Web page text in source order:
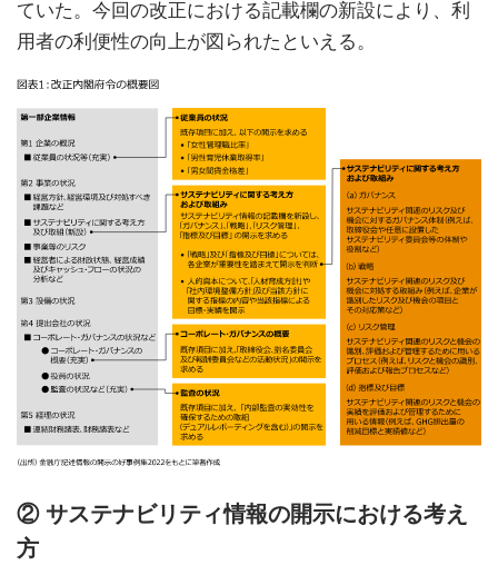
ていた。今回の改正における記載欄の新設により、利
用者の利便性の向上が図られたといえる。
② サステナビリティ情報の開示における考え
方